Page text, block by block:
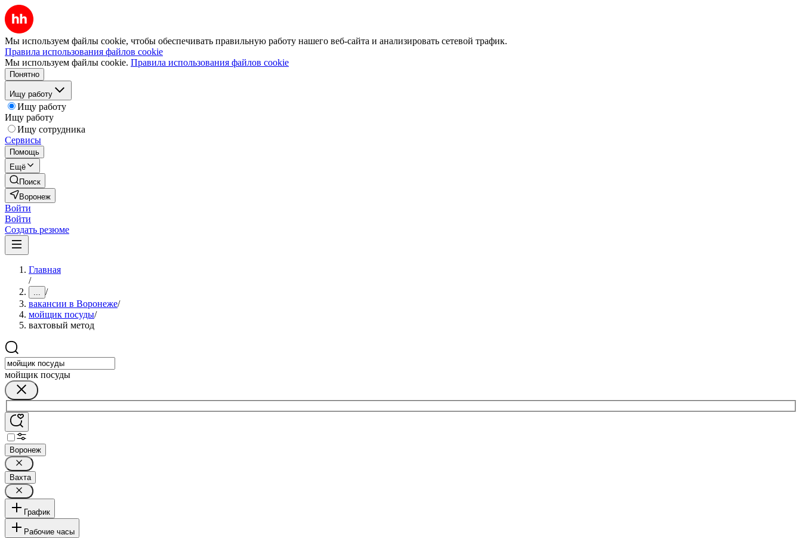
Мы используем файлы cookie, чтобы обеспечивать правильную работу нашего веб-сайта и анализировать сетевой трафик.
Правила использования файлов cookie
Мы используем файлы cookie. Правила использования файлов cookie
Понятно
Ищу работу
Ищу работу
Ищу работу
Ищу сотрудника
Сервисы
Помощь
Ещё
Поиск
Воронеж
Войти
Войти
Создать резюме
Главная
/
... /
вакансии в Воронеже/
мойщик посуды/
вахтовый метод
мойщик посуды
Воронеж
Вахта
График
Рабочие часы